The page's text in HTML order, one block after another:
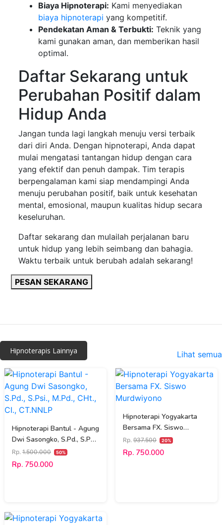
Biaya Hipnoterapi: Kami menyediakan
biaya hipnoterapi yang kompetitif.
Pendekatan Aman & Terbukti: Teknik yang
kami gunakan aman, dan memberikan hasil
optimal.
Daftar Sekarang untuk
Perubahan Positif dalam
Hidup Anda
Jangan tunda lagi langkah menuju versi terbaik
dari diri Anda. Dengan hipnoterapi, Anda dapat
mulai mengatasi tantangan hidup dengan cara
yang efektif dan penuh dampak. Tim terapis
berpengalaman kami siap mendampingi Anda
menuju perubahan positif, baik untuk kesehatan
mental, emosional, maupun kualitas hidup secara
keseluruhan.
Daftar sekarang dan mulailah perjalanan baru
untuk hidup yang lebih seimbang dan bahagia.
Waktu terbaik untuk berubah adalah sekarang!
PESAN SEKARANG
Hipnoterapis Lainnya Lihat semua
Hipnoterapi Bantul - Agung
Dwi Sasongko, S.Pd., S.Psi.,
M.Pd., CHt., CI., CT.NNLP
Rp. 1.500.000 50%
Rp. 750.000
Hipnoterapi Yogyakarta
Bersama FX. Siswo
Murdwiyono
Rp. 937.500 20%
Rp. 750.000